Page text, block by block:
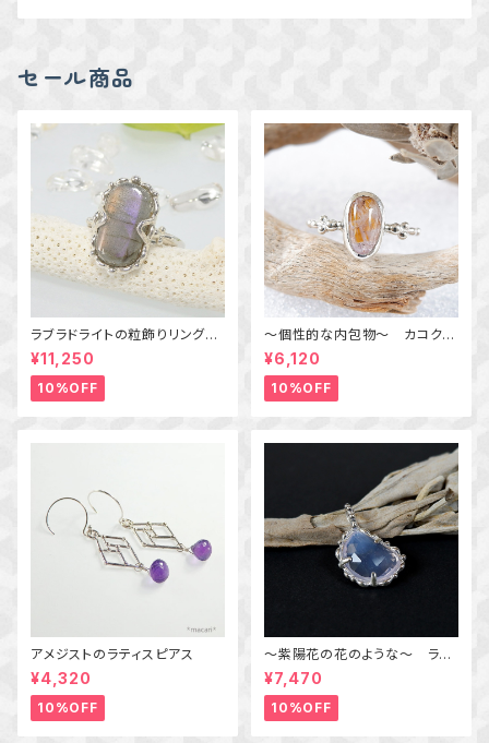
セール商品
ラブラドライトの粒飾りリング
（パープル＆オレンジ） 16号
¥11,250
10%OFF
～個性的な内包物～ カコクセ
ナイトインアメジストの粒飾りリ
ング 10号 天然石アクセサリ
ー 一点物 macari
¥6,120
10%OFF
アメジストのラティスピアス
¥4,320
10%OFF
～紫陽花の花のような～ ラベ
ンダークォーツの粒飾りペンダ
ント 天然石アクセサリー
一点物
¥7,470
10%OFF